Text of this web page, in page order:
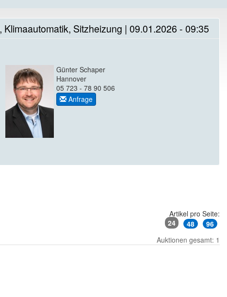
Sitzheizung | 09.01.2026 - 09:35
Günter Schaper
Hannover
05 723 - 78 90 506
Anfrage
Artikel pro Seite:
24
48
96
Auktionen gesamt: 1